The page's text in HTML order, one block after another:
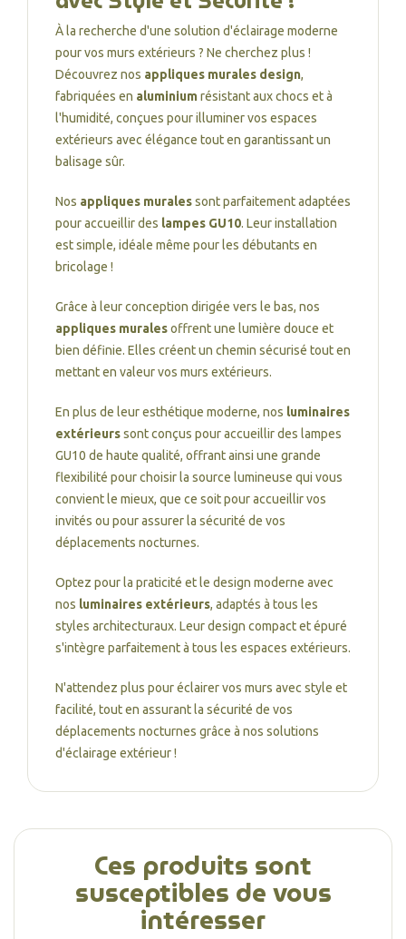
À la recherche d'une solution d'éclairage moderne
pour vos murs extérieurs ? Ne cherchez plus !
Découvrez nos appliques murales design,
fabriquées en aluminiumrésistant aux chocs et à
l'humidité, conçues pour illuminer vos espaces
extérieurs avec élégance tout en garantissant un
balisage sûr.
Nos appliques muralessont parfaitement adaptées
pour accueillir des lampes GU10. Leur installation
est simple, idéale même pour les débutants en
bricolage !
Grâce à leur conception dirigée vers le bas, nos
appliques muralesoffrent une lumière douce et
bien définie. Elles créent un chemin sécurisé tout en
mettant en valeur vos murs extérieurs.
En plus de leur esthétique moderne, nos luminaires
extérieurssont conçus pour accueillir des lampes
GU10 de haute qualité, offrant ainsi une grande
flexibilité pour choisir la source lumineuse qui vous
convient le mieux, que ce soit pour accueillir vos
invités ou pour assurer la sécurité de vos
déplacements nocturnes.
Optez pour la praticité et le design moderne avec
nos luminaires extérieurs, adaptés à tous les
styles architecturaux. Leur design compact et épuré
s'intègre parfaitement à tous les espaces extérieurs.
N'attendez plus pour éclairer vos murs avec style et
facilité, tout en assurant la sécurité de vos
déplacements nocturnes grâce à nos solutions
d'éclairage extérieur !
Ces produits sont
susceptibles de vous
intéresser